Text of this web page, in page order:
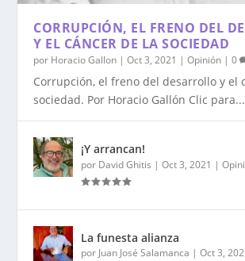
CORRUPCIÓN, EL FRENO DEL
Y EL CÁNCER DE LA SOCIEDAD
por Horacio Gallon |Oct 3, 2021 |Opinión |0
Corrupción, el freno del desarrollo y el
sociedad. Por Horacio Gallón Clic para...
¡Y arrancan!
por David Ghitis |Oct 3, 2021 |
La funesta alianza
por Juan José Salamanca |Oct 3,